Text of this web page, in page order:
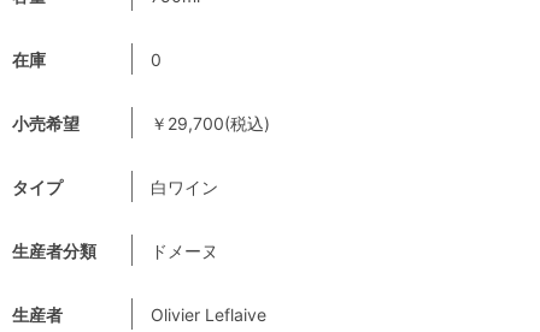
在庫 0
小売希望 ￥29,700(税込)
タイプ 白ワイン
生産者分類 ドメーヌ
生産者 Olivier Leflaive